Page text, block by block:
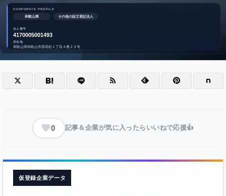
0 記事＆企業が気に入ったらいいねで応援👍
仮登録企業データ